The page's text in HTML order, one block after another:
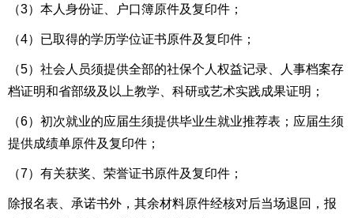
（3）本人身份证、户口簿原件及复印件；
（4）已取得的学历学位证书原件及复印件；
（5）社会人员须提供全部的社保个人权益记录、人事档案存
档证明和省部级及以上教学、科研或艺术实践成果证明；
（6）初次就业的应届生须提供毕业生就业推荐表；应届生须
提供成绩单原件及复印件；
（7）有关获奖、荣誉证书原件及复印件；
除报名表、承诺书外，其余材料原件经核对后当场退回，报